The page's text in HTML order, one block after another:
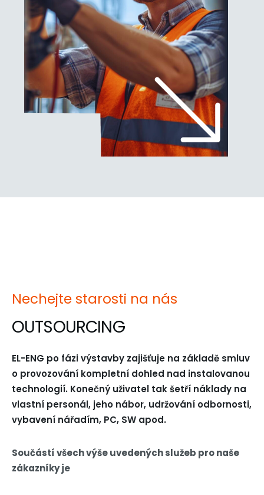
Nechejte starosti na nás
OUTSOURCING
EL-ENG po fázi výstavby zajišťuje na základě smluv
o provozování kompletní dohled nad instalovanou
technologií. Konečný uživatel tak šetří náklady na
vlastní personál, jeho nábor, udržování odbornosti,
vybavení nářadím, PC, SW apod.
Součástí všech výše uvedených služeb pro naše
zákazníky je